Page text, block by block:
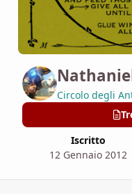
Circolo degli
Iscritto
12 Gennaio 2012